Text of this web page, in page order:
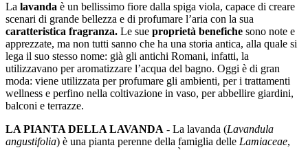
La lavanda è un bellissimo fiore dalla spiga viola, capace di creare
scenari di grande bellezza e di profumare l’aria con la sua
caratteristica fragranza. Le sue proprietà benefiche sono note e
apprezzate, ma non tutti sanno che ha una storia antica, alla quale si
lega il suo stesso nome: già gli antichi Romani, infatti, la
utilizzavano per aromatizzare l’acqua del bagno. Oggi è di gran
moda: viene utilizzata per profumare gli ambienti, per i trattamenti
wellness e perfino nella coltivazione in vaso, per abbellire giardini,
balconi e terrazze.
LA PIANTA DELLA LAVANDA - La lavanda (Lavandula
angustifolia) è una pianta perenne della famiglia delle Lamiaceae,